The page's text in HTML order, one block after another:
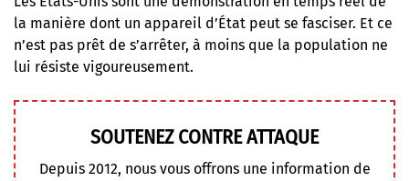
la manière dont un appareil d’État peut se fasciser. Et ce
n’est pas prêt de s’arrêter, à moins que la population ne
lui résiste vigoureusement.
SOUTENEZ CONTRE ATTAQUE
Depuis 2012, nous vous offrons une information de